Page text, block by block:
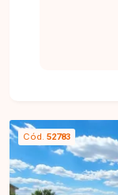
comércios,
serviços que
de
para quem
consolidado. Entre em contato com a Delta
Imóveis e
Cód. 52783